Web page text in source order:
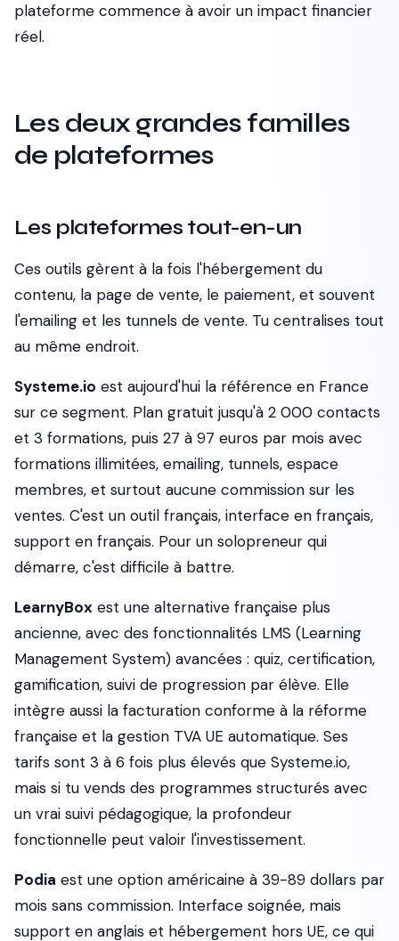
plateforme commence à avoir un impact financier
réel.
Les deux grandes familles
de plateformes
Les plateformes tout-en-un
Ces outils gèrent à la fois l'hébergement du
contenu, la page de vente, le paiement, et souvent
l'emailing et les tunnels de vente. Tu centralises tout
au même endroit.
Systeme.io est aujourd'hui la référence en France
sur ce segment. Plan gratuit jusqu'à 2 000 contacts
et 3 formations, puis 27 à 97 euros par mois avec
formations illimitées, emailing, tunnels, espace
membres, et surtout aucune commission sur les
ventes. C'est un outil français, interface en français,
support en français. Pour un solopreneur qui
démarre, c'est difficile à battre.
LearnyBox est une alternative française plus
ancienne, avec des fonctionnalités LMS (Learning
Management System) avancées : quiz, certification,
gamification, suivi de progression par élève. Elle
intègre aussi la facturation conforme à la réforme
française et la gestion TVA UE automatique. Ses
tarifs sont 3 à 6 fois plus élevés que Systeme.io,
mais si tu vends des programmes structurés avec
un vrai suivi pédagogique, la profondeur
fonctionnelle peut valoir l'investissement.
Podia est une option américaine à 39-89 dollars par
mois sans commission. Interface soignée, mais
support en anglais et hébergement hors UE, ce qui